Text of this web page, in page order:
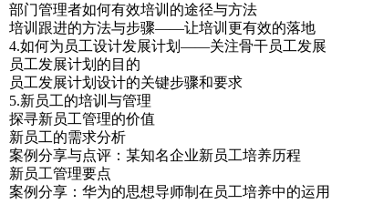
部门管理者如何有效培训的途径与方法
培训跟进的方法与步骤——让培训更有效的落地
4.如何为员工设计发展计划——关注骨干员工发展
员工发展计划的目的
员工发展计划设计的关键步骤和要求
5.新员工的培训与管理
探寻新员工管理的价值
新员工的需求分析
案例分享与点评：某知名企业新员工培养历程
新员工管理要点
案例分享：华为的思想导师制在员工培养中的运用